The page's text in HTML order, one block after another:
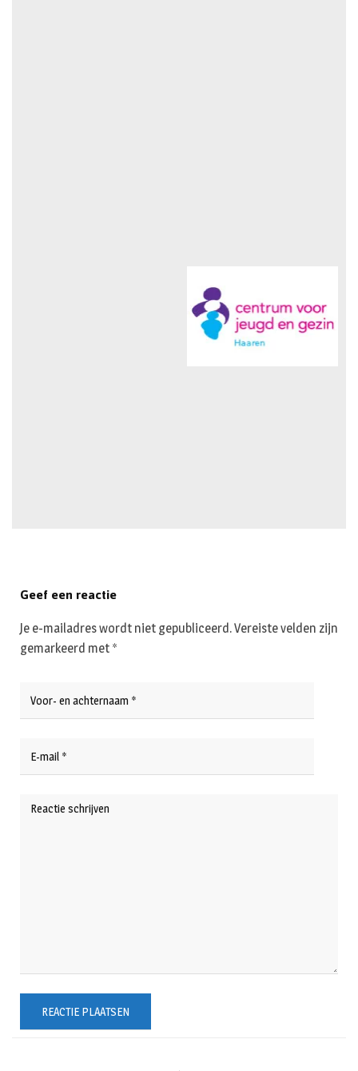
Geef een reactie
Je e-mailadres wordt niet gepubliceerd.Vereiste velden zijn
gemarkeerd met *